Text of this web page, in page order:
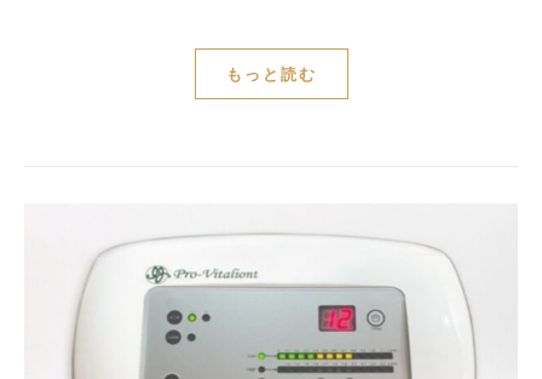
もっと読む